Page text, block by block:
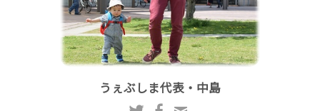
うぇぶしま代表・中島